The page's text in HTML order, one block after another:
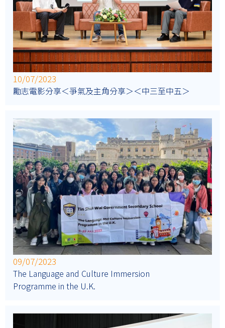
10/07/2023
勵志電影分享＜爭氣及主角分享＞＜中三至中五＞
09/07/2023
The Language and Culture Immersion
Programme in the U.K.